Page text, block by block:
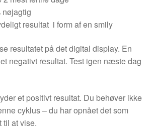
nøjagtig
resultat i form af en smily
resultatet på det digital display. En
negativt resultat. Test igen næste dag
et positivt resultat. Du behøver ikke
cyklus – du har opnået det som
til at vise.